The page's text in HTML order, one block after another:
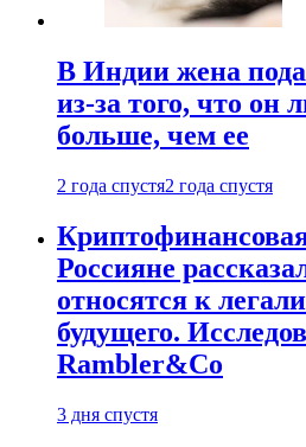
В Индии жена
из-за того, что он
больше, чем ее
2 года спустя2 года спустя
Россияне
относятся к
будущего.
Rambler&Co
3 дня спустя